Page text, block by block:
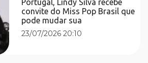
convite do Miss Pop Brasil que
pode mudar sua
23/07/2026 20:10